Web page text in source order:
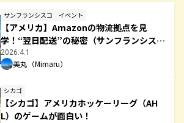
サンフランシスコ イベント
【アメリカ】Amazonの物流拠点を見
学！“翌日配送”の秘密（サンフランシス
コ）
2026.4.1
美丸（Mimaru）
シカゴ
【シカゴ】アメリカホッケーリーグ（AH
L）のゲームが面白い！